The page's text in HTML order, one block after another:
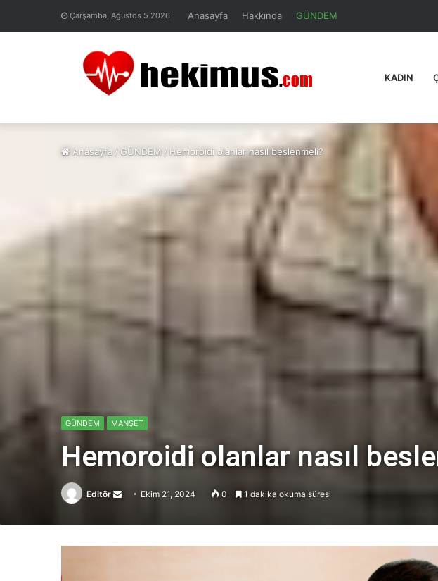
Çarşamba, Ağustos 5 2026 Anasayfa Hakkında GÜNDEM
KADIN
Anasayfa /GÜNDEM /Hemoroidi olanlar nasıl beslenmeli?
GÜNDEM MANŞET
Hemoroidi olanlar nasıl
Editör
Send
email
Ekim 21, 2024 0 1 dakika okuma süresi